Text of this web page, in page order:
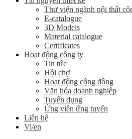
Thư viện ngành nội thất
E-catalogue
3D Models
Material catalogue
Certificates
Hoạt động công ty
Tin tức
Hội chợ
Hoạt động cộng đồng
Văn hóa doanh nghiệp
Tuyển dụng
Ứng viên ứng tuyển
Liên hệ
Vi/en